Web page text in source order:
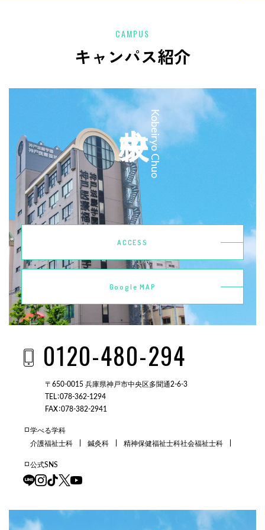
CAMPUS
キャンパス紹介
Kobeiryo Chuo
ACCESS
Google MAP
0120-480-294
〒650-0015 兵庫県神戸市中央区多聞通2-6-3
TEL：078-362-1294
FAX：078-382-2941
学べる学科
介護福祉士科
鍼灸科 精神保健福祉士科社会福祉士科
公式SNS